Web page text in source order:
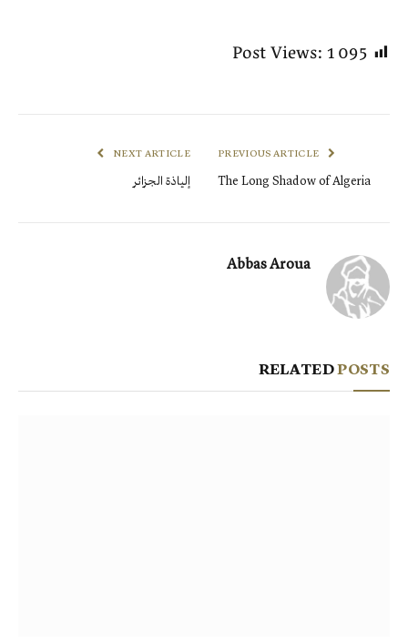
Post Views:1 095
The Long Shadow of Algeria
NEXT ARTICLE
إلياذة الجزائر
Abbas Aroua
RELATEDPOSTS